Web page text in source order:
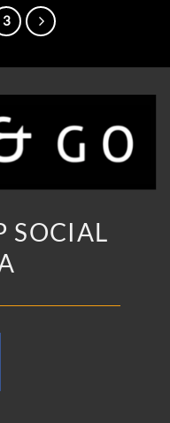
3
SOCIAL